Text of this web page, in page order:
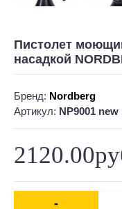
Пистолет
насадкой
Бренд: Nordberg
Артикул: NP9001 new
-